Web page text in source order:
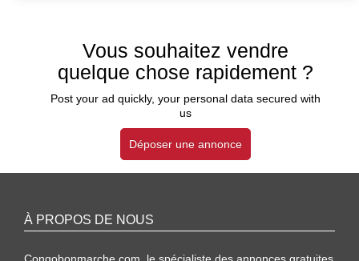
Vous souhaitez vendre
quelque chose rapidement ?
Post your ad quickly, your personal data secured with
us
Déposer une annonce
À PROPOS DE NOUS